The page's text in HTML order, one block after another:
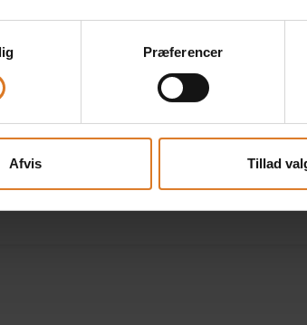
Præferencer
Afvis Tillad